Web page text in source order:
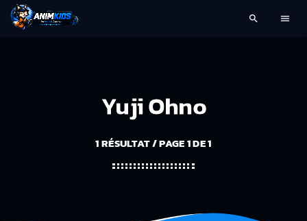
search menu
Yuji Ohno
1 RÉSULTAT / PAGE 1 DE 1